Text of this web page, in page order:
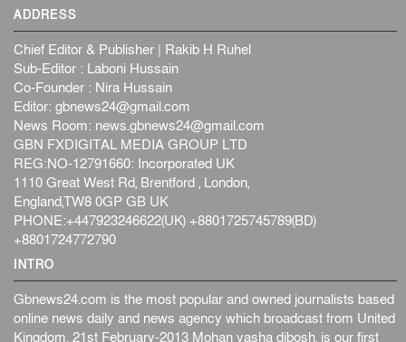
ADDRESS
Chief Editor & Publisher | Rakib H Ruhel
Sub-Editor : Laboni Hussain
Co-Founder : Nira Hussain
Editor: gbnews24@gmail.com
News Room: news.gbnews24@gmail.com
GBN FXDIGITAL MEDIA GROUP LTD
REG:NO-12791660: Incorporated UK
1110 Great West Rd, Brentford , London,
England,TW8 0GP GB UK
PHONE:+447923246622(UK) +8801725745789(BD)
+8801724772790
INTRO
Gbnews24.com is the most popular and owned journalists based
online news daily and news agency which broadcast from United
Kingdom. 21st February-2013 Mohan vasha dibosh, is our first